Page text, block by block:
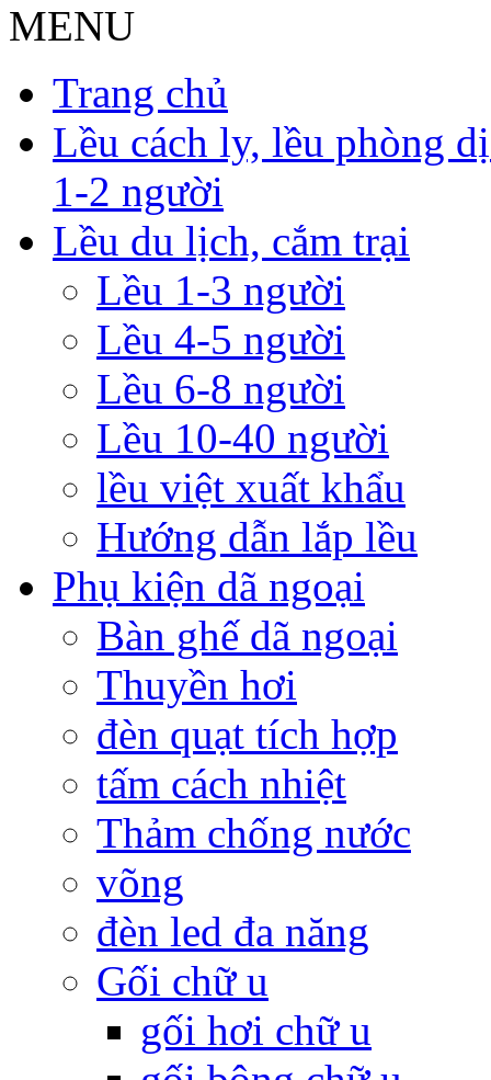
MENU
Trang chủ
Lều cách ly, lều phòng
1-2 người
Lều du lịch, cắm trại
Lều 1-3 người
Lều 4-5 người
Lều 6-8 người
Lều 10-40 người
lều việt xuất khẩu
Hướng dẫn lắp lều
Phụ kiện dã ngoại
Bàn ghế dã ngoại
Thuyền hơi
đèn quạt tích hợp
tấm cách nhiệt
Thảm chống nước
võng
đèn led đa năng
Gối chữ u
gối hơi chữ u